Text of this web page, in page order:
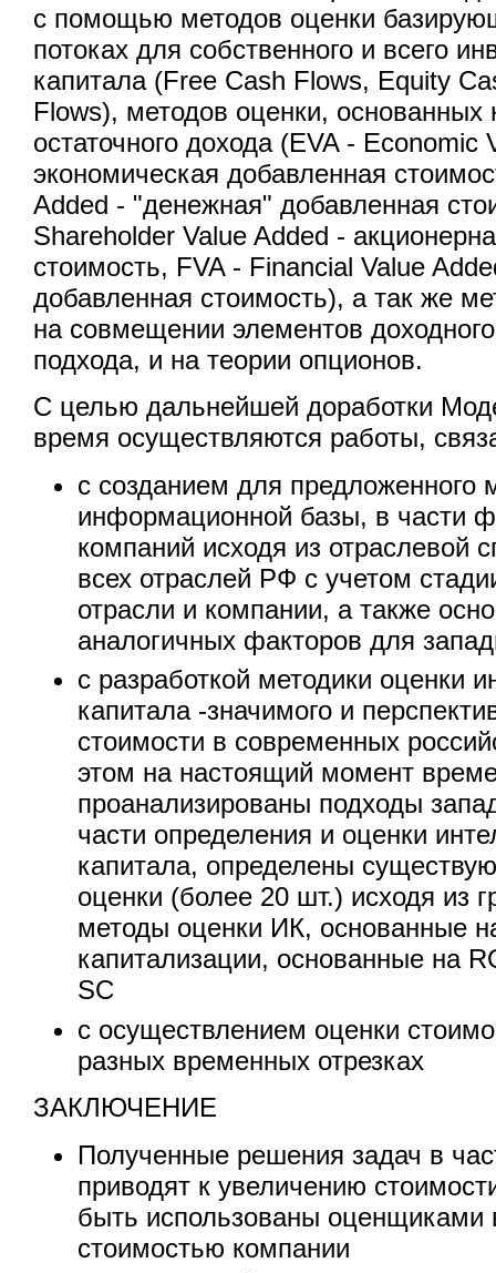
с помощью методов оценки
потоках для собственного и всего
капитала (Free Cash Flows, Equity
Flows), методов оценки, основанных
остаточного дохода (EVA - Economic
экономическая добавленная
Added - "денежная" добавленная
Shareholder Value Added -
стоимость, FVA - Financial Value
добавленная стоимость), а так же
на совмещении элементов доходного
подхода, и на теории опционов.
С целью дальнейшей доработки
время осуществляются работы,
с созданием для предложенного
информационной базы, в части
компаний исходя из отраслевой
всех отраслей РФ с учетом
отрасли и компании, а также
аналогичных факторов для
с разработкой методики оценки
капитала -значимого и
стоимости в современных
этом на настоящий момент
проанализированы подходы
части определения и оценки
капитала, определены
оценки (более 20 шт.) исходя из
методы оценки ИК, основанные
капитализации, основанные на
SC
с осуществлением оценки
разных временных отрезках
ЗАКЛЮЧЕНИЕ
Полученные решения задач в
приводят к увеличению
быть использованы оценщиками
стоимостью компании